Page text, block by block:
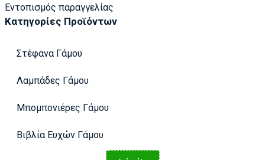
Εντοπισμός παραγγελίας
Κατηγορίες Προϊόντων
Στέφανα Γάμου
Λαμπάδες Γάμου
Μπομπονιέρες Γάμου
Βιβλία Ευχών Γάμου